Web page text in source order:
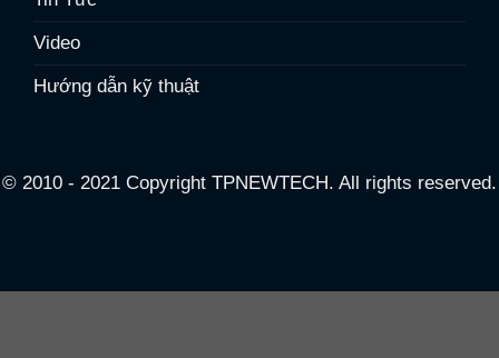
Video
Hướng dẫn kỹ thuật
© 2010 - 2021 Copyright TPNEWTECH. All rights reserved.